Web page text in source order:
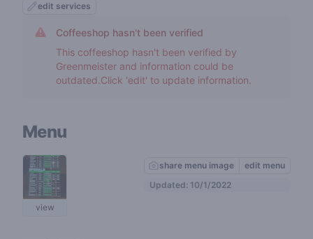
edit services
Coffeeshop hasn't been verified
This coffeeshop hasn't been verified by
Greenmeister and information could be
outdated.Click 'edit' to update information.
Menu
view
share menu image
edit menu
Updated: 10/1/2022